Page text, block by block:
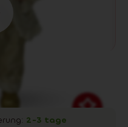
2-3 tage